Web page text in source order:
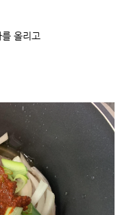
올리고